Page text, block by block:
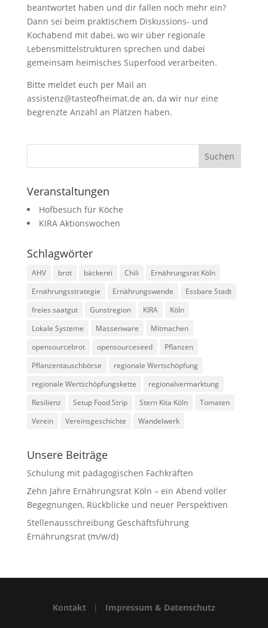
beantwortet haben und dir fallen noch mehr ein?
Dann sei beim praktischem Diskussions- und
Kochabend mit dabei, wo wir über regionale
Lebensmittelstrukturen sprechen und dabei
gemeinsam heimisches Superfood verarbeiten.
Bitte meldet euch per Mail an
assistenz@tasteofheimat.de an, da wir nur eine
begrenzte Anzahl an Plätzen haben.
Veranstaltungen
Hofbesuch für Köche
KIRA Aktionswochen
Schlagwörter
AHV brot bäckerei Chili
Ernährungsrat Köln
Ernährungsstrategie
Ernährungswende
Essbare Stadt
freies saatgut
Gunstregion KIRA
Köln
Lokale Systeme
Massenware
Mitmachen
opensourcebrot
opensourceseed
Pflanzen
Pflanzentauschbörse
regionale Wertschöpfung
regionale Wertschöpfungskette
regionalvermarktung
Resilienz
Setup Food Strip Stern Kita Köln
Tomaten
Verein
Vereinsgeschichte Wandelwerk
Unsere Beiträge
Schulung mit pädagogischen Fachkräften
Zehn Jahre Ernährungsrat Köln – ein Abend voller
Begegnungen, Rückblicke und neuer Perspektiven
Stellenausschreibung Geschäftsführung
Ernährungsrat (m/w/d)
Kontakt | Impressum & Datenschutz